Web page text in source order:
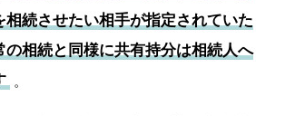
相続させたい相手が指定されていた
の相続と同様に共有持分は相続人へ
。